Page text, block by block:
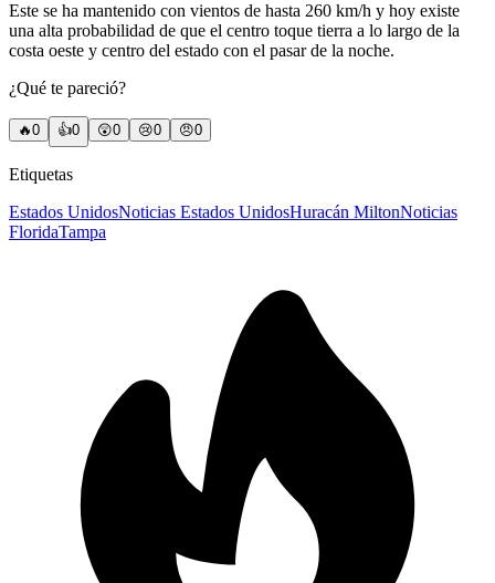
Este se ha mantenido con vientos de hasta 260 km/h y hoy existe
una alta probabilidad de que el centro toque tierra a lo largo de la
costa oeste y centro del estado con el pasar de la noche.
¿Qué te pareció?
🔥0 👍0 😲0 😢0 😠0
Etiquetas
Estados UnidosNoticias Estados UnidosHuracán MiltonNoticias
FloridaTampa